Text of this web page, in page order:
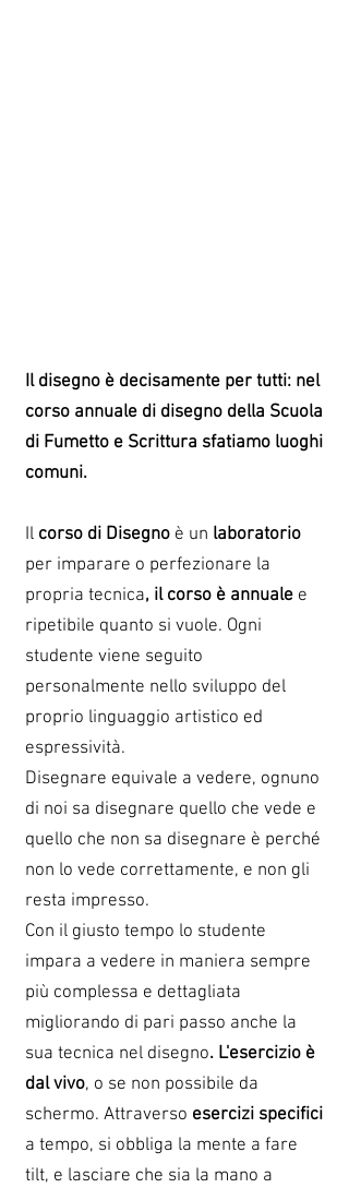
Il disegno è decisamente per tutti: nel
corso annuale di disegno della Scuola
di Fumetto e Scrittura sfatiamo luoghi
comuni.
Il corso di Disegno è un laboratorio
per imparare o perfezionare la
propria tecnica, il corso è annuale e
ripetibile quanto si vuole. Ogni
studente viene seguito
personalmente nello sviluppo del
proprio linguaggio artistico ed
espressività.
Disegnare equivale a vedere, ognuno
di noi sa disegnare quello che vede e
quello che non sa disegnare è perché
non lo vede correttamente, e non gli
resta impresso.
Con il giusto tempo lo studente
impara a vedere in maniera sempre
più complessa e dettagliata
migliorando di pari passo anche la
sua tecnica nel disegno. L'esercizio è
dal vivo, o se non possibile da
schermo. Attraverso esercizi specifici
a tempo, si obbliga la mente a fare
tilt, e lasciare che sia la mano a